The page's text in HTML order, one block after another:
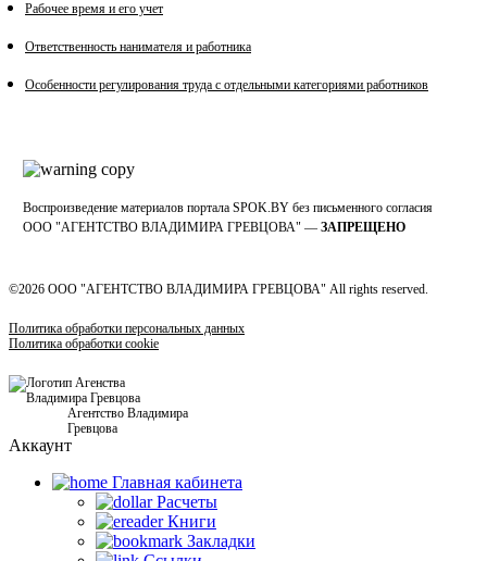
Рабочее время и его учет
Ответственность нанимателя и работника
Особенности регулирования труда с отдельными категориями работников
Воспроизведение материалов портала SPOK.BY без письменного согласия
OOO "АГЕНТСТВО ВЛАДИМИРА ГРЕВЦОВА" — ЗАПРЕЩЕНО
©2026 ООО "АГЕНТСТВО ВЛАДИМИРА ГРЕВЦОВА" All rights reserved.
Политика обработки персональных данных
Политика обработки cookie
Агентство Владимира
Гревцова
Аккаунт
Главная кабинетa
Расчеты
Книги
Закладки